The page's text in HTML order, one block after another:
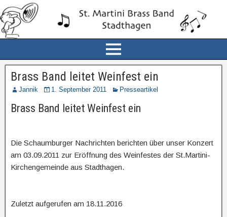
Brass Band leitet Weinfest ein
Jannik 1. September 2011 Presseartikel
Brass Band leitet Weinfest ein
Die Schaumburger Nachrichten berichten über unser Konzert
am 03.09.2011 zur Eröffnung des Weinfestes der St.Martini-
Kirchengemeinde aus Stadthagen.
Zuletzt aufgerufen am 18.11.2016